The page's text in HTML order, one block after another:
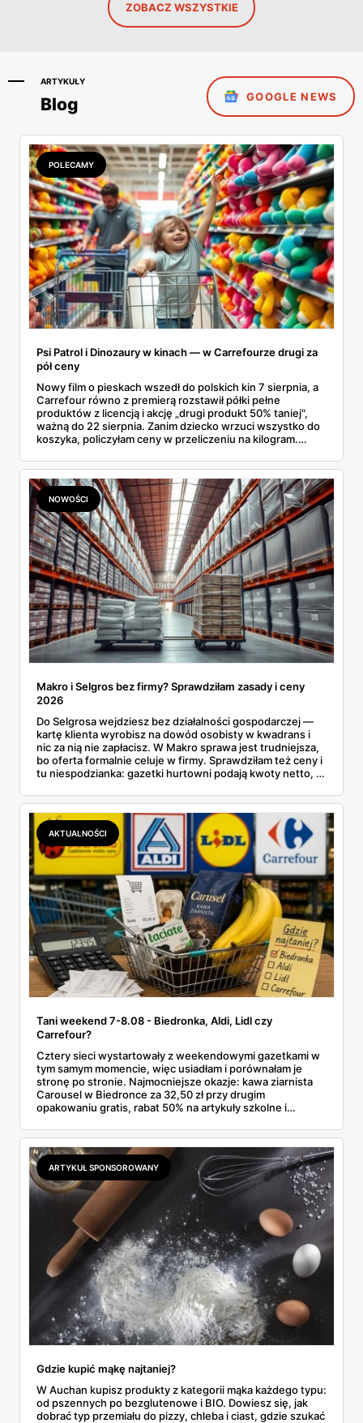
ZOBACZ WSZYSTKIE
ARTYKUŁY
Blog GOOGLE NEWS
POLECAMY
Psi Patrol i Dinozaury w kinach — w Carrefourze drugi za
pół ceny
Nowy film o pieskach wszedł do polskich kin 7 sierpnia, a
Carrefour równo z premierą rozstawił półki pełne
produktów z licencją i akcję „drugi produkt 50% taniej",
ważną do 22 sierpnia. Zanim dziecko wrzuci wszystko do
koszyka, policzyłam ceny w przeliczeniu na kilogram.
prawie 140 zł za kilogram, ale lody do mrożenia i rurki
waflowe bronią się nawet bez rabatu.
NOWOŚCI
Makro i Selgros bez firmy? Sprawdziłam zasady i ceny
2026
Do Selgrosa wejdziesz bez działalności gospodarczej —
kartę klienta wyrobisz na dowód osobisty w kwadrans i
nic za nią nie zapłacisz. W Makro sprawa jest trudniejsza,
bo oferta formalnie celuje w firmy. Sprawdziłam też ceny i
tu niespodzianka: gazetki hurtowni podają kwoty netto, a
zawsze wygrywa — ta sama kawa ziarnista kosztuje w
Makro ponad dwa razy więcej niż w weekendowej
promocji dyskontu.
AKTUALNOŚCI
Tani weekend 7-8.08 - Biedronka, Aldi, Lidl czy
Carrefour?
Cztery sieci wystartowały z weekendowymi gazetkami w
tym samym momencie, więc usiadłam i porównałam je
stronę po stronie. Najmocniejsze okazje: kawa ziarnista
Carousel w Biedronce za 32,50 zł przy drugim
opakowaniu gratis, rabat 50% na artykuły szkolne i
2,99 zł za kilogram, ale wyłącznie w sobotę z aplikacją. Aldi
odpowiada masłem za 2,99 zł. Werdykt w skrócie:
najwięcej wyciśniesz z Biedronki, po świeże warzywa jedź
do Aldi.
ARTYKUŁ SPONSOROWANY
Gdzie kupić mąkę najtaniej?
W Auchan kupisz produkty z kategorii mąka każdego typu:
od pszennych po bezglutenowe i BIO. Dowiesz się, jak
dobrać typ przemiału do pizzy, chleba i ciast, gdzie szukać